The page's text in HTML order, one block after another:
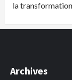
la
Archives